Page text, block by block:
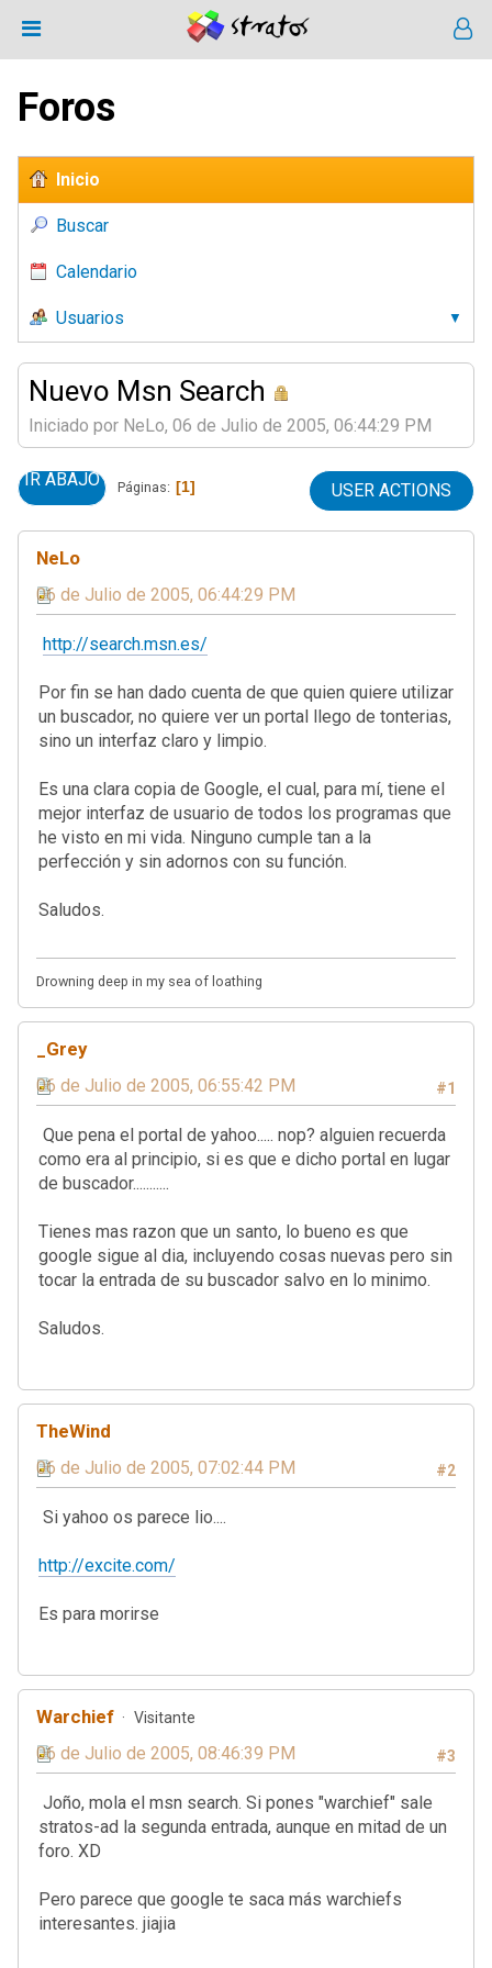
Foros
Inicio
Buscar
Calendario
Usuarios
Nuevo Msn Search
Iniciado por NeLo, 06 de Julio de 2005, 06:44:29 PM
IR ABAJO Páginas 1 USER ACTIONS
NeLo
06 de Julio de 2005, 06:44:29 PM
http://search.msn.es/
Por fin se han dado cuenta de que quien quiere utilizar
un buscador, no quiere ver un portal llego de tonterias,
sino un interfaz claro y limpio.
Es una clara copia de Google, el cual, para mí, tiene el
mejor interfaz de usuario de todos los programas que
he visto en mi vida. Ninguno cumple tan a la
perfección y sin adornos con su función.
Saludos.
Drowning deep in my sea of loathing
_Grey
#1
06 de Julio de 2005, 06:55:42 PM
Que pena el portal de yahoo..... nop? alguien recuerda
como era al principio, si es que e dicho portal en lugar
de buscador...........
Tienes mas razon que un santo, lo bueno es que
google sigue al dia, incluyendo cosas nuevas pero sin
tocar la entrada de su buscador salvo en lo minimo.
Saludos.
TheWind
#2
06 de Julio de 2005, 07:02:44 PM
Si yahoo os parece lio....
http://excite.com/
Es para morirse
Warchief Visitante
#3
06 de Julio de 2005, 08:46:39 PM
Joño, mola el msn search. Si pones "warchief" sale
stratos-ad la segunda entrada, aunque en mitad de un
foro. XD
Pero parece que google te saca más warchiefs
interesantes. jiajia